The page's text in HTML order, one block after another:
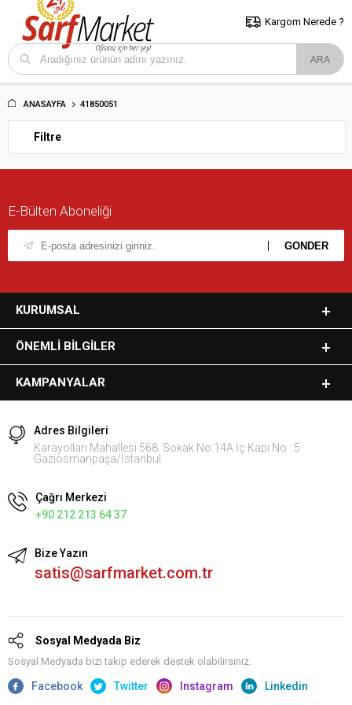
5000 TL ve Üzeri Alışverişlerde İstanbul İçi Kargo Bedava!
ve Trakya İçin Tıklayın..
Kargom Nerede ?
ANASAYFA 41850051
Filtre
E-Bülten Aboneliği
KURUMSAL
ÖNEMLI BILGILER
KAMPANYALAR
Adres Bilgileri
Karayolları Mahallesi 568. Sokak No:14A İç Kapı No : 5
Gaziosmanpaşa/İstanbul
Çağrı Merkezi
+90 212 213 64 37
Bize Yazın
satis@sarfmarket.com.tr
Sosyal Medyada Biz
Sosyal Medyada bizi takip ederek destek olabilirsiniz.
Facebook Twitter Instagram Linkedin